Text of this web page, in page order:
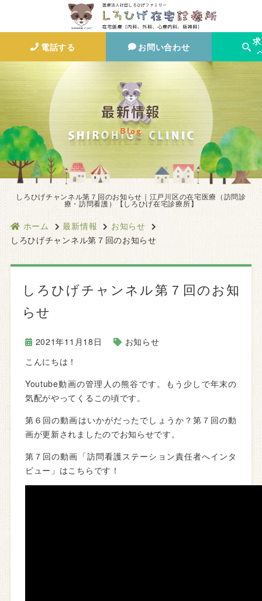
電話する お問い合わせ
最新情報
Blog
しろひげチャンネル第７回のお知らせ｜江戸川区の在宅医療（訪問診
療・訪問看護）【しろひげ在宅診療所】
ホーム 最新情報
お知らせ
しろひげチャンネル第７回のお知らせ
しろひげチャンネル第７回のお知
らせ
2021年11月18日
お知らせ
こんにちは！
Youtube動画の管理人の熊谷です。もう少しで年末の
気配がやってくるこの頃です。
第６回の動画はいかがだったでしょうか？第７回の動
画が更新されましたのでお知らせです。
第７回の動画「訪問看護ステーション責任者へインタ
ビュー」はこちらです！